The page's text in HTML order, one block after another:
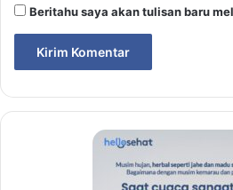
Beritahu saya akan tulisan baru